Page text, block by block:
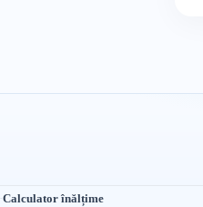
·Calculator înălțime